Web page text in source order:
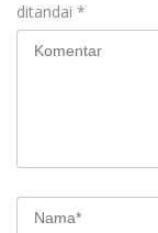
ditandai *